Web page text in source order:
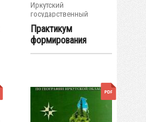
Иркутский
государственный
университет
Практикум
формирования
психологического